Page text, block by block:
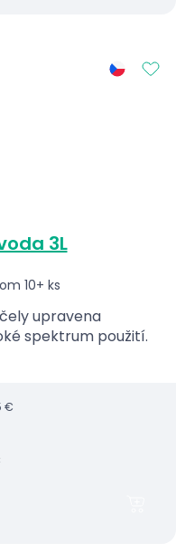
3L
10+ ks
upravena
spektrum použití.
€